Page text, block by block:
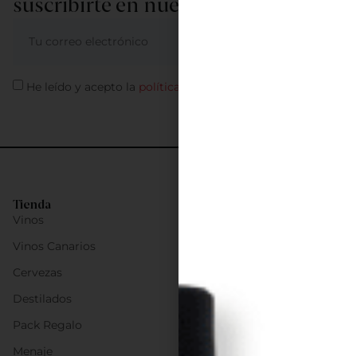
Tienda
Vinos
Vinos Canarios
Cervezas
Destilados
Pack Regalo
Menaje
suscribirte en nuestra newsletter
He leído y acepto la política de privacidad